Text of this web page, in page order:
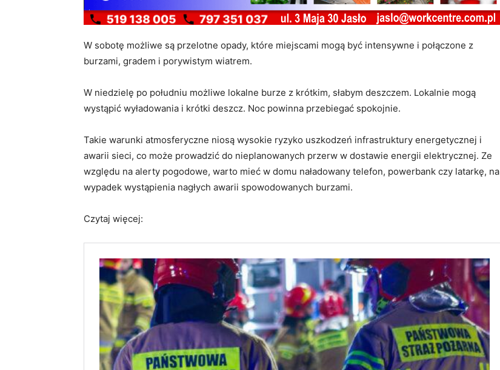
W sobotę możliwe są przelotne opady, które miejscami mogą być intensywne i połączone z
burzami, gradem i porywistym wiatrem.
W niedzielę po południu możliwe lokalne burze z krótkim, słabym deszczem. Lokalnie mogą
wystąpić wyładowania i krótki deszcz. Noc powinna przebiegać spokojnie.
Takie warunki atmosferyczne niosą wysokie ryzyko uszkodzeń infrastruktury energetycznej i
awarii sieci, co może prowadzić do nieplanowanych przerw w dostawie energii elektrycznej. Ze
względu na alerty pogodowe, warto mieć w domu naładowany telefon, powerbank czy latarkę, na
wypadek wystąpienia nagłych awarii spowodowanych burzami.
Czytaj więcej: